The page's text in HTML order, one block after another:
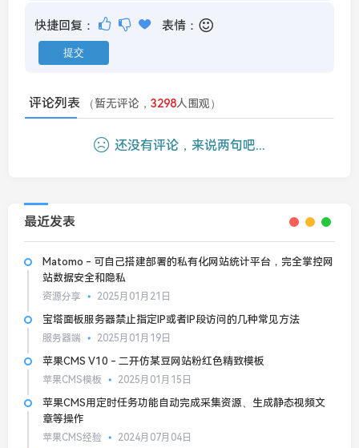
快捷回复： 表情：
评论列表 （暂无评论， 3298人围观）
还没有评论，来说两句吧...
最近发表
Matomo - 可自己搭建部署的私有化网站统计平台，完全掌控网
站数据安全和隐私
资源分享 2025月01月21日
宝塔面板服务器禁止指定IP或者IP段访问的几种常见方法
服务器端 2025月01月19日
苹果CMS V10 - 二开仿某豆网站粉红色精致模板
苹果CMS模板 2025月01月15日
苹果CMS用定时任务功能自动完成采集资源、生成静态视频文
章等操作
苹果CMS经验 2024月07月04日